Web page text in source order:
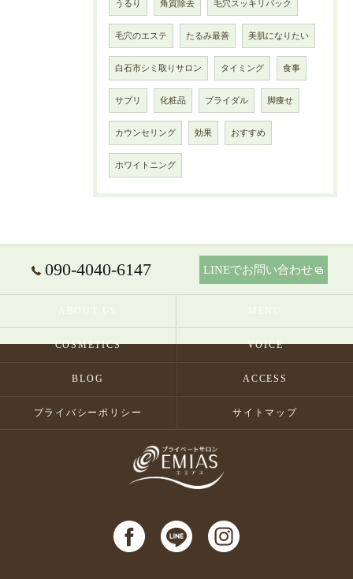
うるり 角質除去 毛穴スッキリパック
毛穴のエステ たるみ最善 美肌になりたい
白石市シミ取りサロン タイミング 食事
サプリ 化粧品 ブライダル 脚痩せ
カウンセリング 効果 おすすめ
ホワイトニング
090-4040-6147 LINEでお問い合わせ
ABOUT US MENU
COSMETICS VOICE
BLOG ACCESS
プライバシーポリシー サイトマップ